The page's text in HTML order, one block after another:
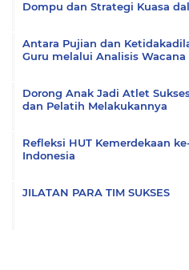
Dompu dan Strategi Kuasa
Antara Pujian dan
Guru melalui Analisis
Dorong Anak Jadi Atlet
dan Pelatih Melakukannya
Refleksi HUT Kemerdekaan
Indonesia
JILATAN PARA TIM SUKSES